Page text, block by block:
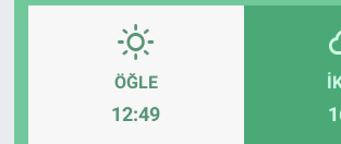
ÖĞLE
12:49